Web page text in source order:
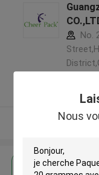
Nous
No.